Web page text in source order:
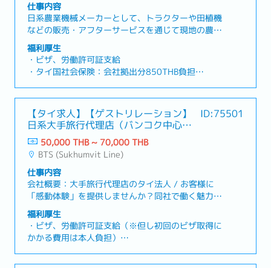
仕事内容
日系農業機械メーカーとして、トラクターや田植機
などの販売・アフターサービスを通じて現地の農業
機械化を推進しています。自社ブランドに加え世界
的な大型農機ブランドも取り扱い、小規模農家から
大規模農園まで幅広いニーズに応える製品ラインナ
ップと強固なサポート体制が強みです。【業務内
容】・販売促進活動の企画、実施、進捗管理、効果
ォローアップ・各種支援 ・製品実演会や販売促進イ
ベントの企画・運営および現場対応 ・営業チームと
連携した販売機会の創出および見込み案件のフォロ
ーアップ ・市場動向および顧客ニーズの把握ならび
長への業務報告 ・タイ国内における営業活動および
出張対応 ※月3回程度、1回当たり最長1週間程度を
想定・その他業務
福利厚生
・ビザ、労働許可証支給
・タイ国社会保険：会社拠出分850THB負担
・通勤補助なし（通勤・業務用として車支給検討可
能）
・住宅補助なし
・携帯電話：SIMカードのみ支給
・制服支給有（会社ポロシャツ、作業着）
・賞与：年2回（7月、12月）、各回基本給の1ヶ月
分。（25年実績 7月12月支給、各回基本給の1ヶ
月）
・昇給：年1回（4月）（25年実績平均3%）
数に応じて6日より日割り）。勤務年数に応じて最
大10年超勤務で14日。
・プロビデントファンド：勤務年数に応じて2-10%
（同率を会社負担）
・残業代なし（職能資格によるが、本ポジションは
【タイ求人】【ゲストリレーション】
日系大手旅行代理店（バンコク中心地
オフィス）
ID:75501
50,000 THB ~ 70,000 THB
BTS (Sukhumvit Line)
仕事内容
会社概要：大手旅行代理店のタイ法人 / お客様に
「感動体験」を提供しませんか？同社で働く魅力：
● 旅行・観光に関する知識やネットワークが広が
る！● 国際的な環境でのキャリア形成が可能！● タ
イの主要産業の1つである観光業は需要が安定して
おり、成長市場で働ける！● 旅行好きな人にとって
魅力的な環境！業務内容：海外旅行のパッケージツ
福利厚生
・ビザ、労働許可証支給（※但し初回のビザ取得に
かかる費用は本人負担）
・海外医療保険（試用期間後より）